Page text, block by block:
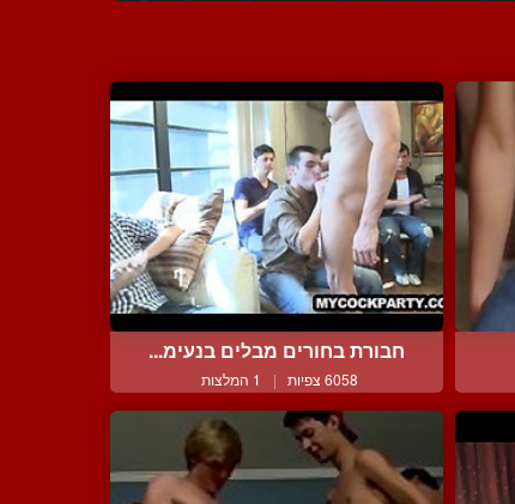
חבורת בחורים מבלים בנעימ...
6058 צפיות | 1 המלצות